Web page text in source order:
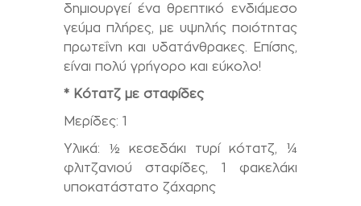
δημιουργεί ένα θρεπτικό ενδιάμεσο
γεύμα πλήρες, με υψηλής ποιότητας
πρωτεΐνη και υδατάνθρακες. Επίσης,
είναι πολύ γρήγορο και εύκολο!
* Κότατζ με σταφίδες
Μερίδες: 1
Υλικά: ½ κεσεδάκι τυρί κότατζ, ¼
φλιτζανιού σταφίδες, 1 φακελάκι
υποκατάστατο ζάχαρης